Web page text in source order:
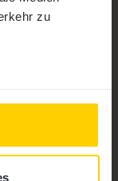
zu
einsetzen